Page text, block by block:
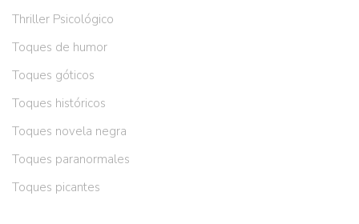
Thriller Psicológico
Toques de humor
Toques góticos
Toques históricos
Toques novela negra
Toques paranormales
Toques picantes